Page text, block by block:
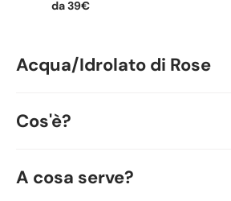
da 39€
Acqua/Idrolato di Rose
Cos'è?
A cosa serve?